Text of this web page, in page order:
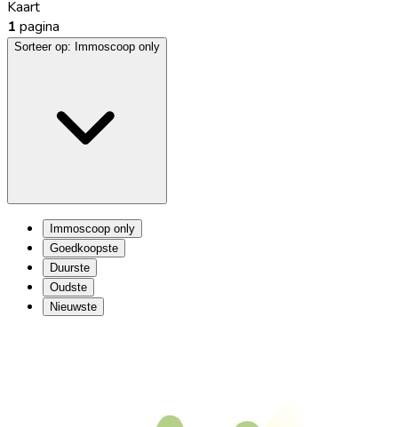
Kaart
1 pagina
Sorteer op: Immoscoop only
Immoscoop only
Goedkoopste
Duurste
Oudste
Nieuwste